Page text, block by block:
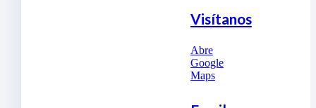
Visítanos
Abre
Google
Maps